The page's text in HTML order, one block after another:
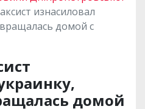
r
a
m
A
p
p
изнасиловал
домой с
домой